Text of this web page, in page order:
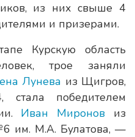
из них свыше 4
и призерами.
Курскую область
трое заняли
Лунева из Щигров,
победителем
Иван Миронов из
им. М.А. Булатова, —